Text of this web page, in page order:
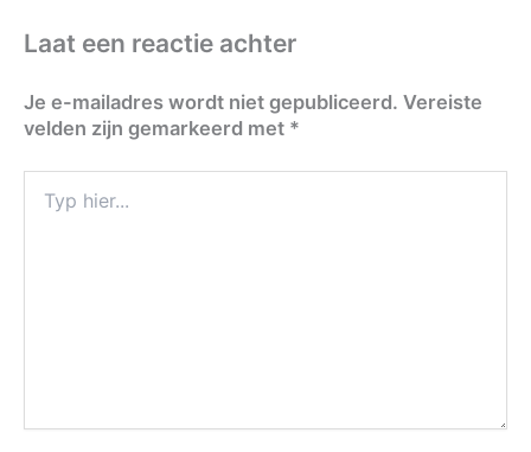
Laat een reactie achter
Je e-mailadres wordt niet gepubliceerd. Vereiste
velden zijn gemarkeerd met *
hier...